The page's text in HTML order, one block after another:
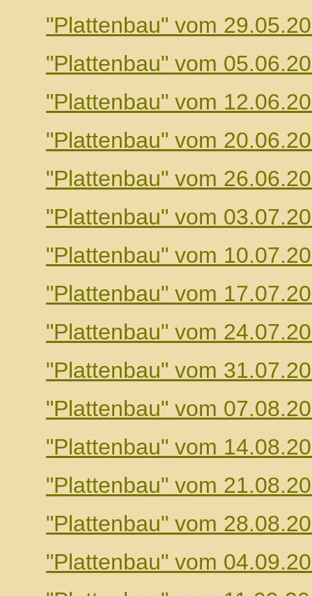
"Plattenbau" vom
"Plattenbau" vom
"Plattenbau" vom
"Plattenbau" vom
"Plattenbau" vom
"Plattenbau" vom
"Plattenbau" vom
"Plattenbau" vom
"Plattenbau" vom
"Plattenbau" vom
"Plattenbau" vom
"Plattenbau" vom
"Plattenbau" vom
"Plattenbau" vom
"Plattenbau" vom